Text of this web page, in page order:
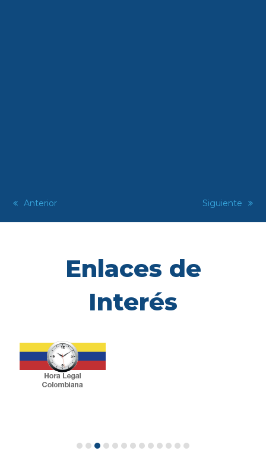
previous
Anterior
next
Siguiente
Enlaces de
Interés